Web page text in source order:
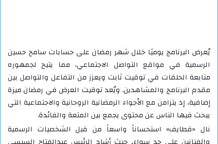
يُعرض البرنامج يوميًا خلال شهر رمضان على حسابات سامح حسين
الرسمية في مواقع التواصل الاجتماعي، مما يتيح لجمهوره
متابعة الحلقات في توقيت ثابت ويعزز من التفاعل والتواصل بين
مقدم البرنامج والمشاهدين. ويُعد توقيت العرض في رمضان ميزة
إضافية، إذ يتزامن مع الأجواء الرمضانية الروحانية والاجتماعية التي
يبحث فيها الناس عن محتوى يجمع بين المتعة والفائدة.
نال «قطايف» استحساناً واسعاً من قبل الشخصيات الرسمية